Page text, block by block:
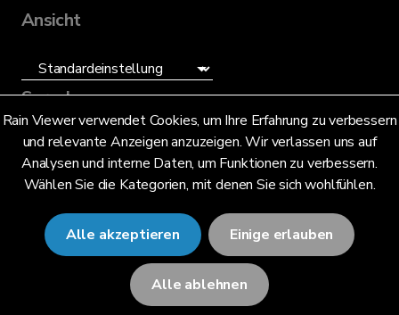
Rain Viewer verwendet Cookies, um Ihre Erfahrung zu verbessern
und relevante Anzeigen anzuzeigen. Wir verlassen uns auf
Analysen und interne Daten, um Funktionen zu verbessern.
Wählen Sie die Kategorien, mit denen Sie sich wohlfühlen.
Alle akzeptieren Einige erlauben
Alle ablehnen
Ansicht
Sprache
Deutsch (DE)
© 2026 RainViewer,MeteoLab Inc.
Datenschutzhinweis